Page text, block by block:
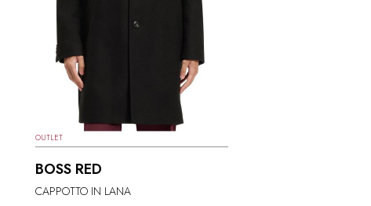
OUTLET
BOSS RED
CAPPOTTO IN LANA